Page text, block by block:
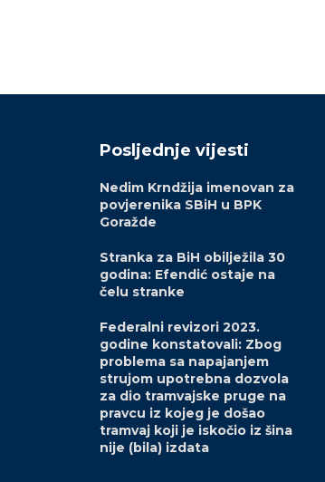
Posljednje vijesti
Nedim Krndžija imenovan za
povjerenika SBiH u BPK
Goražde
Stranka za BiH obilježila 30
godina: Efendić ostaje na
čelu stranke
Federalni revizori 2023.
godine konstatovali: Zbog
problema sa napajanjem
strujom upotrebna dozvola
za dio tramvajske pruge na
pravcu iz kojeg je došao
tramvaj koji je iskočio iz šina
nije (bila) izdata